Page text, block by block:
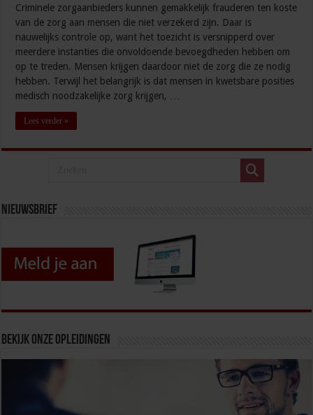
Criminele zorgaanbieders kunnen gemakkelijk frauderen ten koste
van de zorg aan mensen die niet verzekerd zijn. Daar is
nauwelijks controle op, want het toezicht is versnipperd over
meerdere instanties die onvoldoende bevoegdheden hebben om
op te treden. Mensen krijgen daardoor niet de zorg die ze nodig
hebben. Terwijl het belangrijk is dat mensen in kwetsbare posities
medisch noodzakelijke zorg krijgen, …
Lees verder »
Nieuwsbrief
Bekijk onze opleidingen